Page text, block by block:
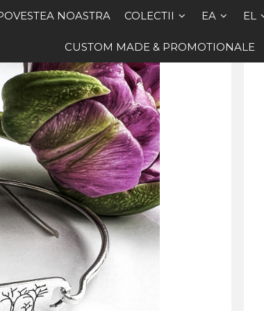
NOASTRA COLECTII EA EL
CUSTOM MADE & PROMOTIONALE